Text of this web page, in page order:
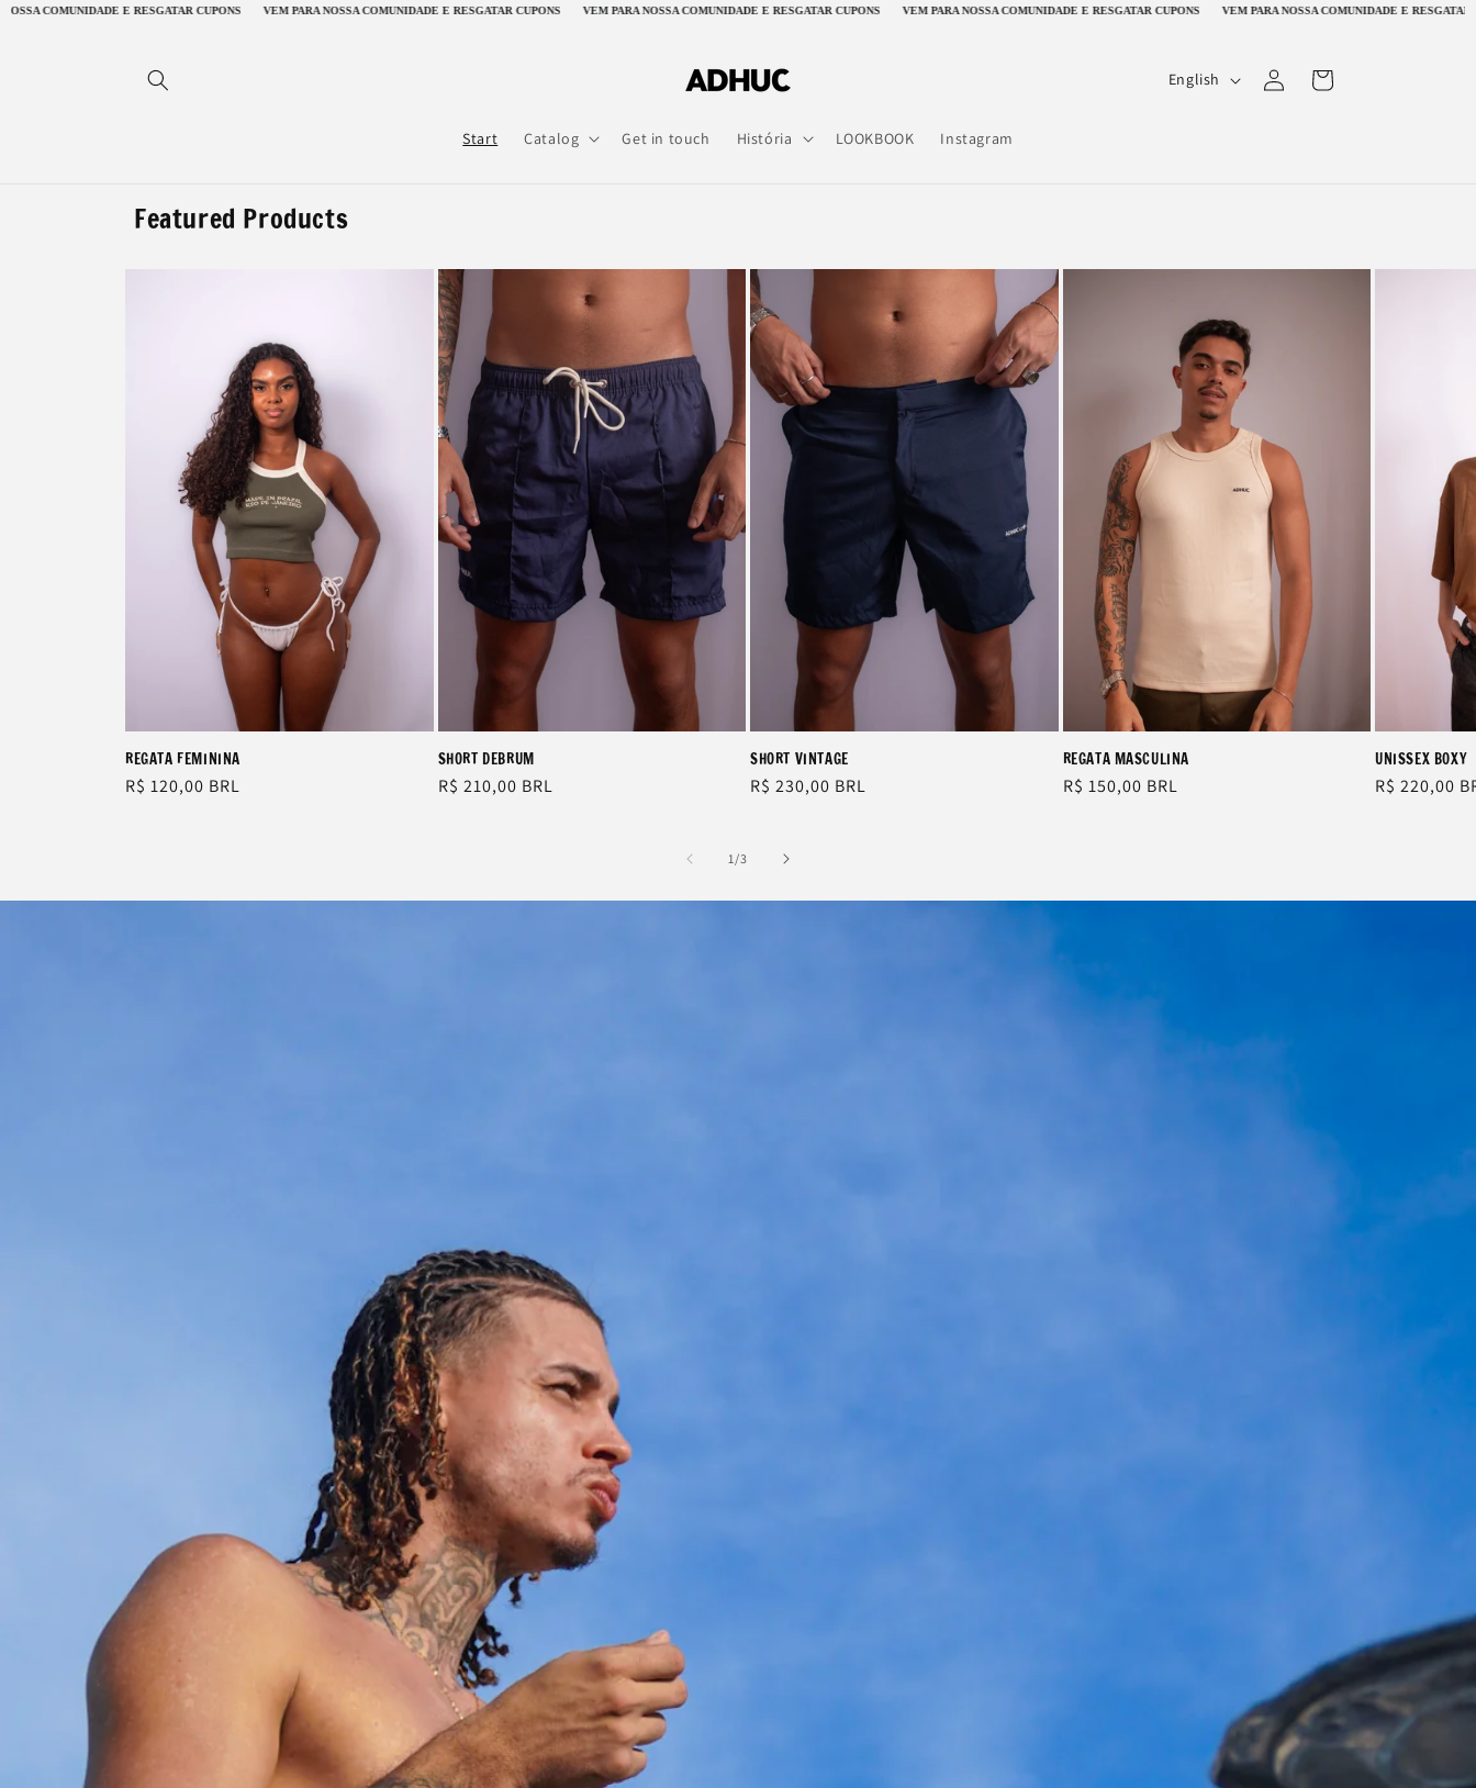
CUPONS VEM PARA NOSSA COMUNIDADE E RESGATAR CUPONS VEM PARA NOSSA COMUNIDADE E RESGATAR CUPONS VEM PARA NOSSA COMUNIDADE E RESGATAR CUPONS VEM PARA NOSSA COMUNIDADE E RESGATAR CUPONS VEM PARA
Skip to
Start Catalog Get in touch História LOOKBOOK Instagram
g
English
in
Cart
Featured Products
REGATA FEMININA
Regular
R$ 120,00 BRL
SHORT DEBRUM
Regular
R$ 210,00 BRL
SHORT VINTAGE
Regular
R$ 230,00 BRL
REGATA MASCULINA
Regular
R$ 150,00 BRL
UNISSEX BOXY
Regular
R$ 220,00
1 /of
3